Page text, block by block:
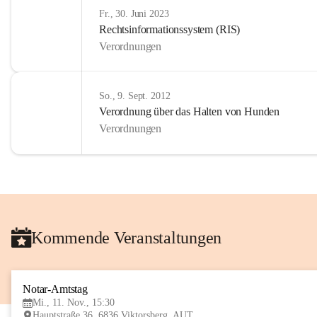
Fr., 30. Juni 2023
Rechtsinformationssystem (RIS)
Verordnungen
So., 9. Sept. 2012
Verordnung über das Halten von Hunden
Verordnungen
Kommende Veranstaltungen
Notar-Amtstag
Mi., 11. Nov., 15:30